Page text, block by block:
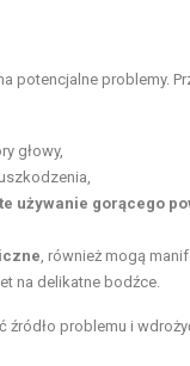
potencjalne problemy.
głowy,
używanie gorącego
, również mogą
na delikatne bodźce.
problemu i